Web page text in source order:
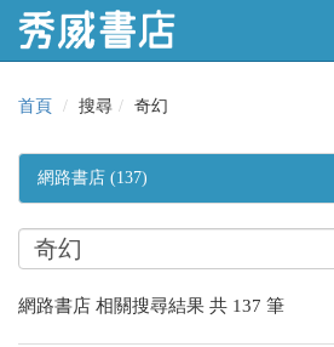
首頁 搜尋 奇幻
網路書店 (137)
網路書店 相關搜尋結果 共 137 筆